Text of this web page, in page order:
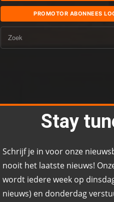
PROMOTOR ABONNEES
Zoek
Stay
Schrijf je in voor onze
nooit het laatste nieuws!
wordt iedere week op
nieuws) en donderdag